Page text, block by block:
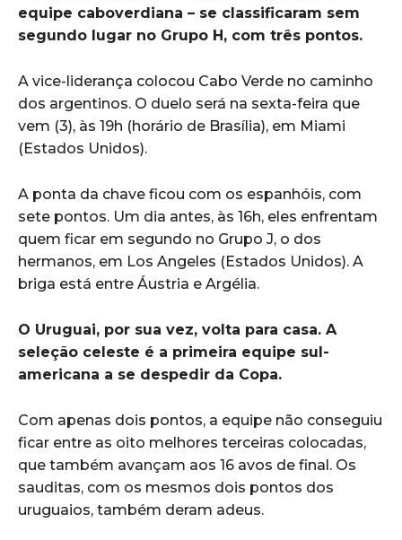
equipe caboverdiana – se classificaram sem
segundo lugar no Grupo H, com três pontos.
A vice-liderança colocou Cabo Verde no caminho
dos argentinos. O duelo será na sexta-feira que
vem (3), às 19h (horário de Brasília), em Miami
(Estados Unidos).
A ponta da chave ficou com os espanhóis, com
sete pontos. Um dia antes, às 16h, eles enfrentam
quem ficar em segundo no Grupo J, o dos
hermanos, em Los Angeles (Estados Unidos). A
briga está entre Áustria e Argélia.
O Uruguai, por sua vez, volta para casa. A
seleção celeste é a primeira equipe sul-
americana a se despedir da Copa.
Com apenas dois pontos, a equipe não conseguiu
ficar entre as oito melhores terceiras colocadas,
que também avançam aos 16 avos de final. Os
sauditas, com os mesmos dois pontos dos
uruguaios, também deram adeus.